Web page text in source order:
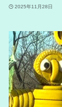
2025年11月28日